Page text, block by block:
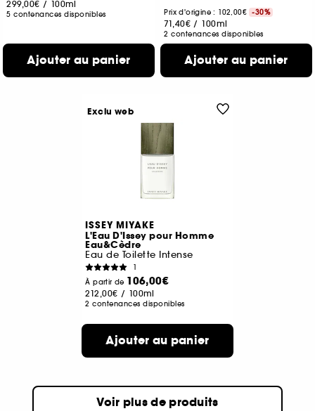
299,00€ / 100ml
5 contenances disponibles
Ajouter au panier
Prix d'origine : 102,00€ -30%
71,40€ / 100ml
2 contenances disponibles
Ajouter au panier
ISSEY MIYAKE
L'Eau D'Issey pour Homme
Eau&Cèdre
Eau de Toilette Intense
1
À partir de 106,00€
212,00€ / 100ml
2 contenances disponibles
Ajouter au panier
Exclu web
Voir plus de produits